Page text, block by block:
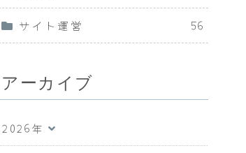
サイト運営 56
アーカイブ
2026年